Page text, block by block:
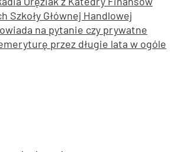
Szkoły Głównej Handlowej
na pytanie czy prywatne
przez długie lata w ogóle